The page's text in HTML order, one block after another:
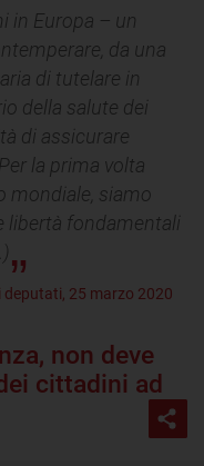
in Europa – un
da una
di tutelare in
della salute dei
di assicurare
la prima volta
mondiale, siamo
libertà fondamentali
25 marzo 2020
non deve
cittadini ad